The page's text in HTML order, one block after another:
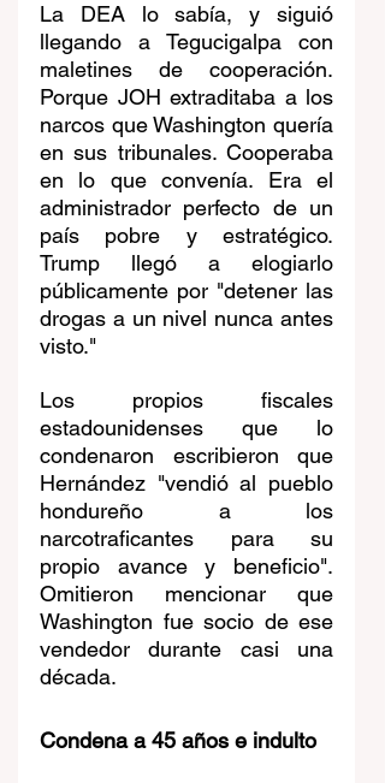
La DEA lo sabía, y siguió
llegando a Tegucigalpa con
maletines de cooperación.
Porque JOH extraditaba a los
narcos que Washington quería
en sus tribunales. Cooperaba
en lo que convenía. Era el
administrador perfecto de un
país pobre y estratégico.
Trump llegó a elogiarlo
públicamente por "detener las
drogas a un nivel nunca antes
visto."
Los propios fiscales
estadounidenses que lo
condenaron escribieron que
Hernández "vendió al pueblo
hondureño a los
narcotraficantes para su
propio avance y beneficio".
Omitieron mencionar que
Washington fue socio de ese
vendedor durante casi una
década.
Condena a 45 años e indulto